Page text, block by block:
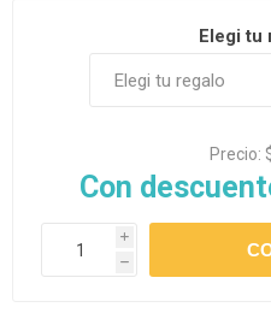
Elegi tu
Precio:
Con
i
h